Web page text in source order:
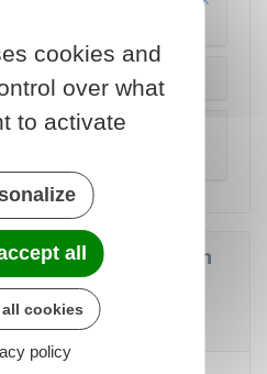
d'actes de terrorisme
l'ordre blessées en
pour don
avec
du fait du lien de
?
cookies and
over what
to activate
all
all cookies
policy